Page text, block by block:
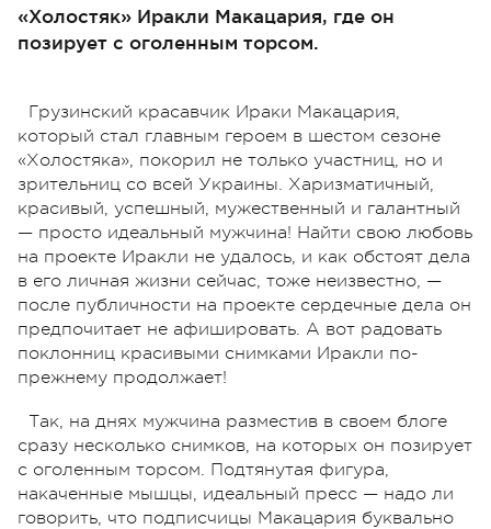
«Холостяк» Иракли Макацария, где он
позирует с оголенным торсом.
Грузинский красавчик Ираки Макацария,
который стал главным героем в шестом сезоне
«Холостяка», покорил не только участниц, но и
зрительниц со всей Украины. Харизматичный,
красивый, успешный, мужественный и галантный
— просто идеальный мужчина! Найти свою любовь
на проекте Иракли не удалось, и как обстоят дела
в его личная жизни сейчас, тоже неизвестно, —
после публичности на проекте сердечные дела он
предпочитает не афишировать. А вот радовать
поклонниц красивыми снимками Иракли по-
прежнему продолжает!
Так, на днях мужчина разместив в своем блоге
сразу несколько снимков, на которых он позирует
с оголенным торсом. Подтянутая фигура,
накаченные мышцы, идеальный пресс — надо ли
говорить, что подписчицы Макацария буквально